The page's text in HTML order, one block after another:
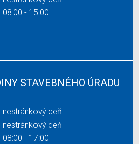
08:00 - 15:00
STAVEBNÉHO ÚRADU
nestránkový deň
nestránkový deň
08:00 - 17:00